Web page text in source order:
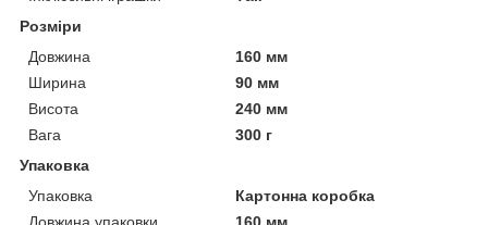
Розміри
Довжина
160 мм
Ширина
90 мм
Висота
240 мм
Вага
300 г
Упаковка
Упаковка
Картонна коробка